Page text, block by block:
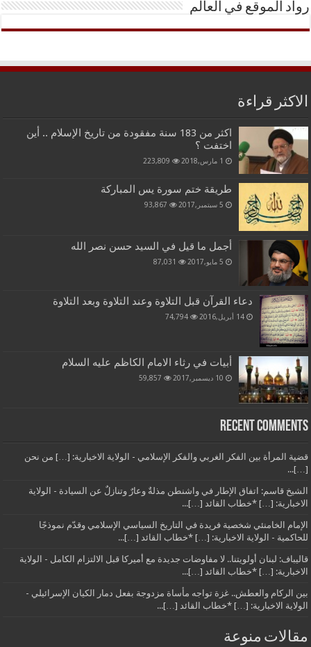
رواد الموقع في العالم
الاكثر قراءة
اكثر من 183 سنة مفقودة من تاريخ الإسلام .. أين
اختفت ؟
1 مارس,2018 223,809
طريقة ختم سورة يس المباركة
5 سبتمبر,2017 93,867
أجمل ما قيل في السيد حسن نصر الله
5 مايو,2017 87,031
دعاء القرآن قبل التلاوة وعند التلاوة وبعد التلاوة
14 أبريل,2016 74,794
أبيات في رثاء الامام الكاظم عليه السلام
10 ديسمبر,2017 59,857
Recent Comments
قضية المرأة بين الفكر الغربي والفكر الإسلامي - الولاية الاخبارية: […] من نحن
[…]...
الشيخ قاسم: اتفاق الإطار في واشنطن مذلةٌ وعارٌ وتنازلٌ عن السيادة - الولاية
الاخبارية: […] *خطاب القائد […]...
الإمام الخامنئي شخصية فريدة في التاريخ السياسي الإسلامي وقدّم نموذجًا
للحاكمية - الولاية الاخبارية: […] *خطاب القائد […]...
قاليباف: لبنان أولويتنا.. لا مفاوضات جديدة مع أميركا قبل الالتزام الكامل - الولاية
الاخبارية: […] *خطاب القائد […]...
بين الركام والعطش.. غزة تواجه مأساة مزدوجة بفعل دمار الكيان الإسرائيلي -
الولاية الاخبارية: […] *خطاب القائد […]...
مقالات منوعة